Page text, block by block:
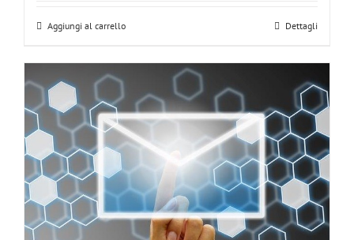
Aggiungi al carrello Dettagli